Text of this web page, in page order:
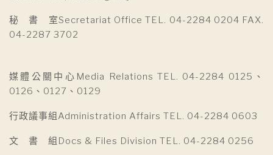
秘 書 室Secretariat Office TEL. 04-2284 0204 FAX.
04-2287 3702
媒體公關中心Media Relations TEL. 04-2284 0125、
0126、0127、0129
行政議事組Administration Affairs TEL. 04-2284 0603
文 書 組Docs & Files Division TEL. 04-2284 0256